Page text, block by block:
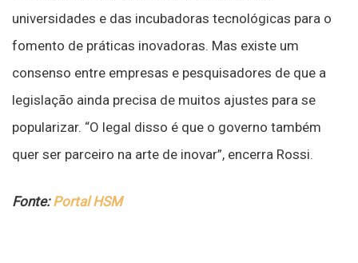
universidades e das incubadoras tecnológicas para o
fomento de práticas inovadoras. Mas existe um
consenso entre empresas e pesquisadores de que a
legislação ainda precisa de muitos ajustes para se
popularizar. “O legal disso é que o governo também
quer ser parceiro na arte de inovar”, encerra Rossi.
Fonte:Portal HSM